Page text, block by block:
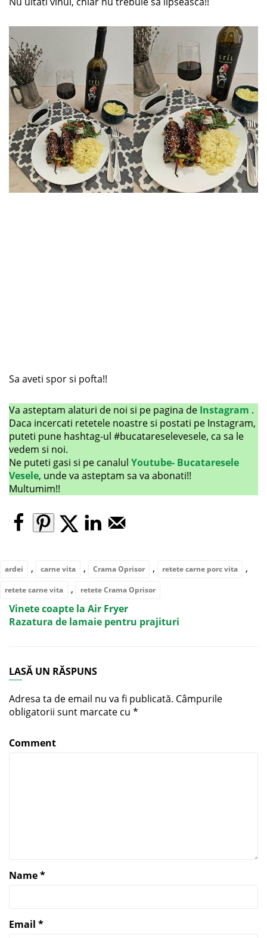
Sa aveti spor si pofta!!
Va asteptam alaturi de noi si pe pagina de Instagram .
Daca incercati retetele noastre si postati pe Instagram,
puteti pune hashtag-ul #bucatareselevesele, ca sa le
vedem si noi.
Ne puteti gasi si pe canalul Youtube- Bucataresele
Vesele, unde va asteptam sa va abonati!!
Multumim!!
ardei , carne vita , Crama Oprisor , retete carne porc vita ,
retete carne vita , retete Crama Oprisor
Vinete coapte la Air Fryer
Razatura de lamaie pentru prajituri
LASĂ UN RĂSPUNS
Adresa ta de email nu va fi publicată. Câmpurile
obligatorii sunt marcate cu *
Comment
Name*
Email *